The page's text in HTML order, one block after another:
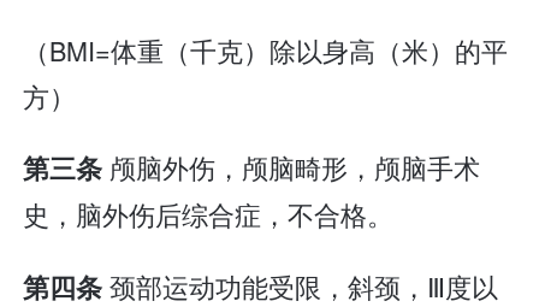
（BMI=体重（千克）除以身高（米）的平
方）
第三条 颅脑外伤，颅脑畸形，颅脑手术
史，脑外伤后综合症，不合格。
第四条颈部运动功能受限，斜颈，Ⅲ度以